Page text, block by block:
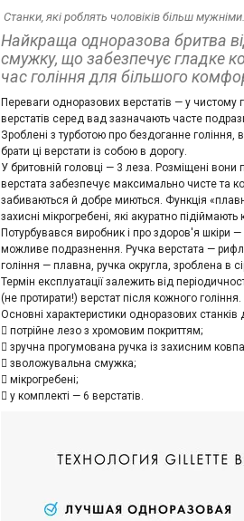
Станки, які роблять чоловіків більш мужніми.
Найкраща одноразова бритва
смужку, що забезпечує гладке
час гоління для більшого
Переваги одноразових верстатів — у чистому
верстатів серед вад зазначають часте
Зроблені з турботою про бездоганне
брати ці верстати із собою в дорогу.
У бритовній головці — 3 леза. Розміщені
верстата забезпечує максимально чисте та
забиваються й добре миються. Функція
захисні мікрогребені, які акуратно
Потурбувався виробник і про здоров'я шкіри
можливе подразнення. Ручка верстата —
гоління — плавна, ручка округла, зроблена в
Термін експлуатації залежить від
(не протирати!) верстат після кожного
Основні характеристики одноразових
 потрійне лезо з хромовим покриттям;
 зручна прогумована ручка із захисним
 зволожувальна смужка;
 мікрогребені;
 у комплекті — 6 верстатів.